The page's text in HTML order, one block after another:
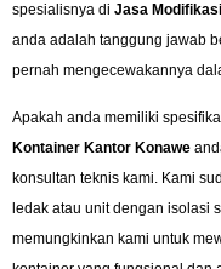
spesialisnya di Jasa
anda adalah tanggung jawab
pernah mengecewakannya
Apakah anda memiliki
Kontainer Kantor Konawe
konsultan teknis kami. Kami
ledak atau unit dengan isolasi
memungkinkan kami untuk